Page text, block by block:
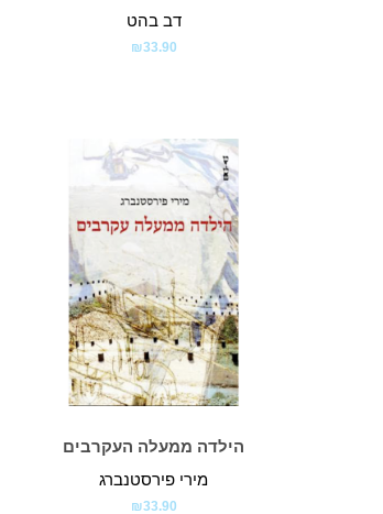
דב בהט
₪33.90
הילדה ממעלה העקרבים
מירי פירסטנברג
₪33.90